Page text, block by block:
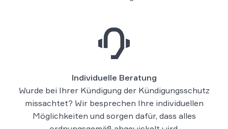
Individuelle Beratung
Wurde bei Ihrer Kündigung der Kündigungsschutz
missachtet? Wir besprechen Ihre individuellen
Möglichkeiten und sorgen dafür, dass alles